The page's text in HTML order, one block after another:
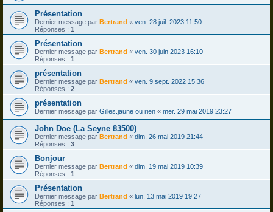
Présentation
Dernier message par Bertrand « ven. 28 juil. 2023 11:50
Réponses : 1
Présentation
Dernier message par Bertrand « ven. 30 juin 2023 16:10
Réponses : 1
présentation
Dernier message par Bertrand « ven. 9 sept. 2022 15:36
Réponses : 2
présentation
Dernier message par Gilles.jaune ou rien « mer. 29 mai 2019 23:27
John Doe (La Seyne 83500)
Dernier message par Bertrand « dim. 26 mai 2019 21:44
Réponses : 3
Bonjour
Dernier message par Bertrand « dim. 19 mai 2019 10:39
Réponses : 1
Présentation
Dernier message par Bertrand « lun. 13 mai 2019 19:27
Réponses : 1